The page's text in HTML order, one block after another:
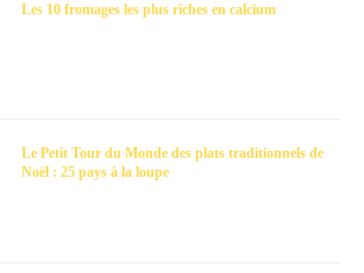
Les 10 fromages les plus riches en calcium
Le Petit Tour du Monde des plats traditionnels de
Noël : 25 pays à la loupe